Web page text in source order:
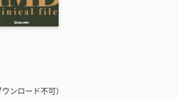
ンロード不可）